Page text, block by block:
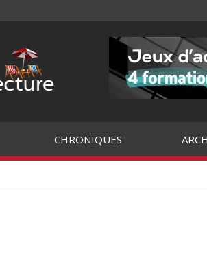
CHRONIQUES